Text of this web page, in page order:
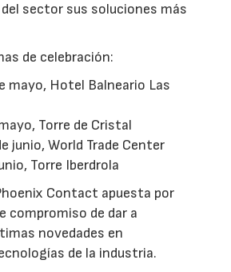
sector sus soluciones más
de celebración:
mayo, Hotel Balneario Las
Torre de Cristal
junio, World Trade Center
Torre Iberdrola
Contact apuesta por
compromiso de dar a
novedades en
de la industria.